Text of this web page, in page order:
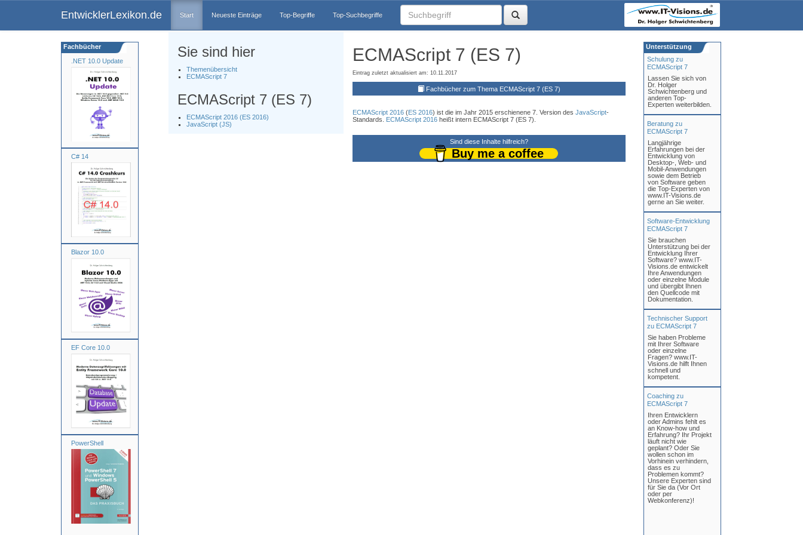
EntwicklerLexikon.de Start Neueste Einträge Top-Begriffe Top-Suchbegriffe
.NET 10.0 Update
C# 14
Blazor 10.0
EF Core 10.0
PowerShell
Fachbücher Sie sind hier
Themenübersicht
ECMAScript 7
ECMAScript 7 (ES 7)
ECMAScript 2016 (ES 2016)
JavaScript (JS)
ECMAScript 7 (ES 7)
Eintrag zuletzt aktualisiert am: 10.11.2017
Fachbücher zum Thema ECMAScript 7 (ES 7)
ECMAScript 2016(ES 2016) ist die im Jahr 2015 erschienene 7. Version des JavaScript-
Standards.
ECMAScript 2016heißt intern ECMAScript 7 (ES 7).
Sind diese Inhalte hilfreich?
Buy me a coffee
Schulung zu
ECMAScript 7
Lassen Sie sich von
Dr. Holger
Schwichtenberg und
anderen Top-
Experten weiterbilden.
Beratung zu
ECMAScript 7
Langjährige
Erfahrungen bei der
Entwicklung von
Desktop-, Web- und
Mobil-Anwendungen
sowie dem Betrieb
von Software geben
die Top-Experten von
www.IT-Visions.de
gerne an Sie weiter.
Software-Entwicklung
ECMAScript 7
Sie brauchen
Unterstützung bei der
Entwicklung Ihrer
Software? www.IT-
Visions.de entwickelt
Ihre Anwendungen
oder einzelne Module
und übergibt Ihnen
den Quellcode mit
Dokumentation.
Technischer Support
zu ECMAScript 7
Sie haben Probleme
mit Ihrer Software
oder einzelne
Fragen? www.IT-
Visions.de hilft Ihnen
schnell und
kompetent.
Coaching zu
ECMAScript 7
Ihren Entwicklern
oder Admins fehlt es
an Know-how und
Erfahrung? Ihr Projekt
läuft nicht wie
geplant? Oder Sie
wollen schon im
Vorhinein verhindern,
dass es zu
Problemen kommt?
Unsere Experten sind
für Sie da (Vor Ort
oder per
Webkonferenz)!
Unterstützung